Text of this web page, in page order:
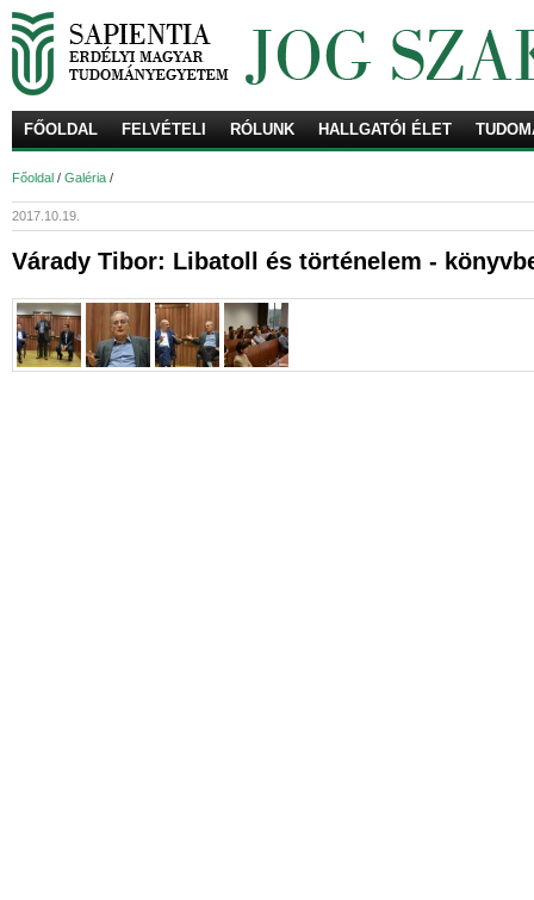
FŐOLDAL FELVÉTELI RÓLUNK HALLGATÓI ÉLET
Főoldal / Galéria /
2017.10.19.
Várady Tibor: Libatoll és történelem -